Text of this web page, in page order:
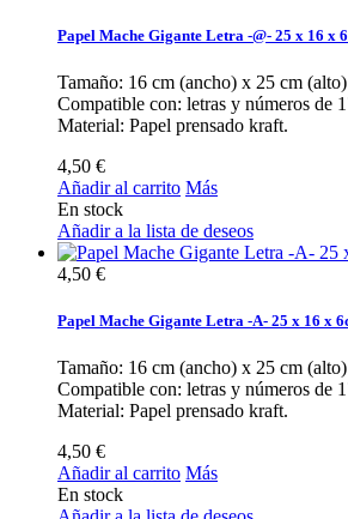
Papel Mache Gigante Letra -@- 25 x 16 x
Tamaño: 16 cm (ancho) x 25 cm
Compatible con: letras y números de
Material: Papel prensado kraft.
4,50 €
Añadir al carrito Más
En stock
Añadir a la lista de deseos
4,50 €
Papel Mache Gigante Letra -A- 25 x 16 x
Tamaño: 16 cm (ancho) x 25 cm
Compatible con: letras y números de
Material: Papel prensado kraft.
4,50 €
Añadir al carrito Más
En stock